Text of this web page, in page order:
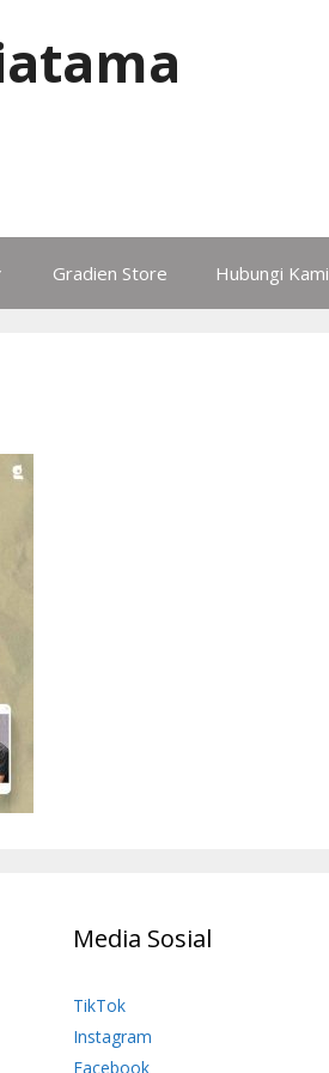
Gradien Store Hubungi Kami
Media Sosial
TikTok
Instagram
Facebook